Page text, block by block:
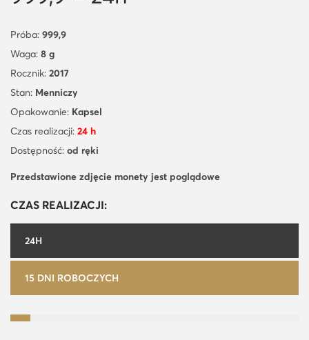
Próba: 999,9
Waga: 8 g
Rocznik: 2017
Stan: Menniczy
Opakowanie: Kapsel
Czas realizacji: 24 h
Dostępność: od ręki
Przedstawione zdjęcie monety jest poglądowe
CZAS REALIZACJI:
24H
15 DNI ROBOCZYCH